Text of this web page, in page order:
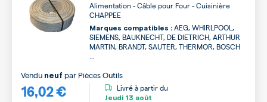
Alimentation - Câble pour Four - Cuisinière
CHAPPEE
Marques compatibles : AEG, WHIRLPOOL,
SIEMENS, BAUKNECHT, DE DIETRICH, ARTHUR
MARTIN, BRANDT, SAUTER, THERMOR, BOSCH
16,02 €
Vendu neuf par Pièces Outils
Livré à partir du
Jeudi 13 août